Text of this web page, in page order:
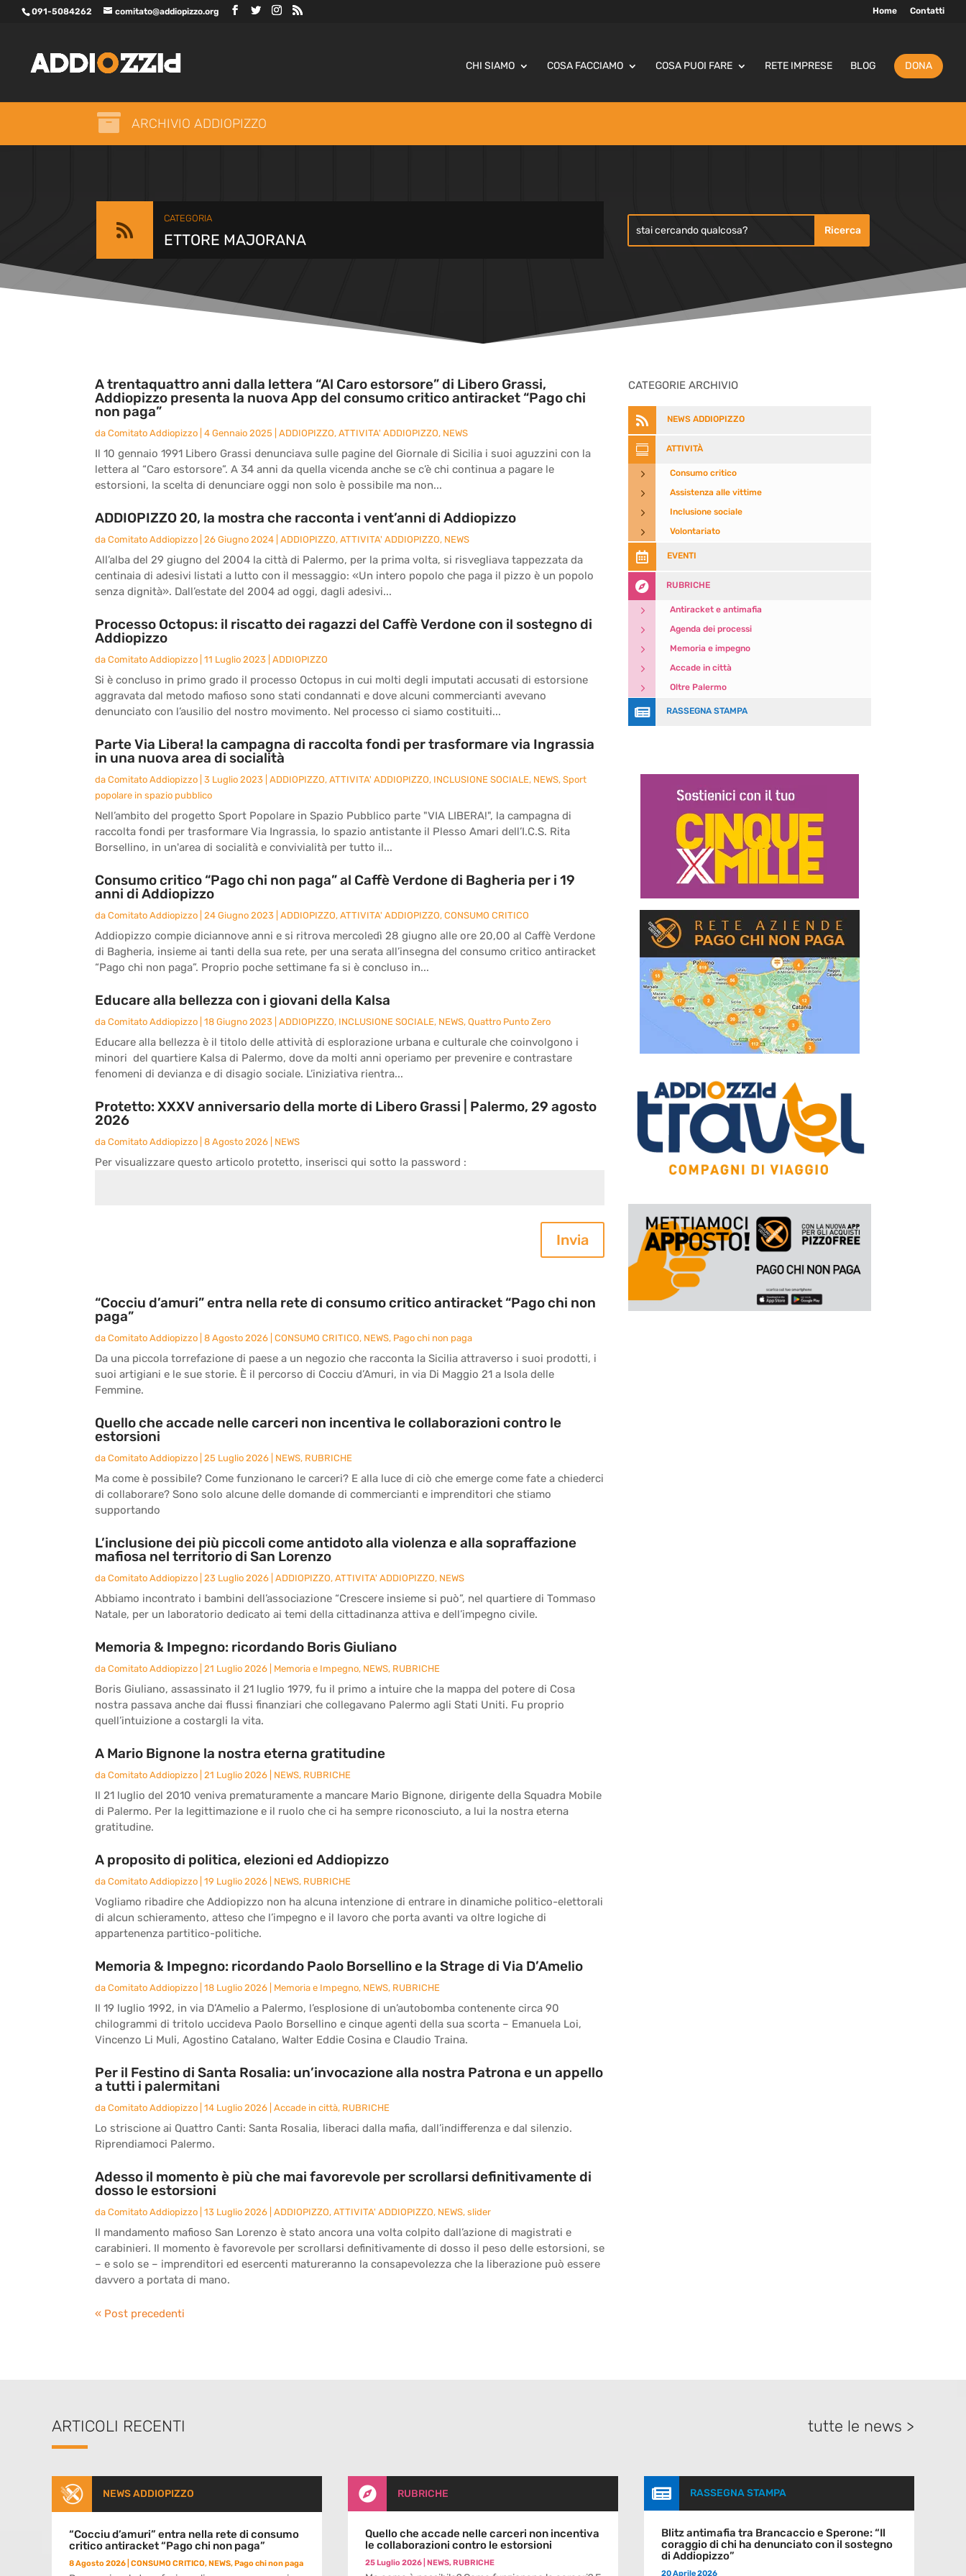
091-5084262 comitato@addiopizzo.org Home Contatti
CHI SIAMO COSA FACCIAMO COSA PUOI FARE RETE IMPRESE BLOG DONA
 ARCHIVIO ADDIOPIZZO

CATEGORIA
ETTORE MAJORANA
A trentaquattro anni dalla lettera “Al Caro estorsore” di Libero Grassi,
Addiopizzo presenta la nuova App del consumo critico antiracket “Pago chi
non paga”
da Comitato Addiopizzo 4 Gennaio 2025 ADDIOPIZZO, ATTIVITA' ADDIOPIZZO, NEWS
Il 10 gennaio 1991 Libero Grassi denunciava sulle pagine del Giornale di Sicilia i suoi aguzzini con la
lettera al “Caro estorsore”. A 34 anni da quella vicenda anche se c’è chi continua a pagare le
estorsioni, la scelta di denunciare oggi non solo è possibile ma non...
ADDIOPIZZO 20, la mostra che racconta i vent’anni di Addiopizzo
da Comitato Addiopizzo 26 Giugno 2024 ADDIOPIZZO, ATTIVITA' ADDIOPIZZO, NEWS
All’alba del 29 giugno del 2004 la città di Palermo, per la prima volta, si risvegliava tappezzata da
centinaia di adesivi listati a lutto con il messaggio: «Un intero popolo che paga il pizzo è un popolo
senza dignità». Dall’estate del 2004 ad oggi, dagli adesivi...
Processo Octopus: il riscatto dei ragazzi del Caffè Verdone con il sostegno di
Addiopizzo
da Comitato Addiopizzo 11 Luglio 2023 ADDIOPIZZO
Si è concluso in primo grado il processo Octopus in cui molti degli imputati accusati di estorsione
aggravata dal metodo mafioso sono stati condannati e dove alcuni commercianti avevano
denunciato con l’ausilio del nostro movimento. Nel processo ci siamo costituiti...
Parte Via Libera! la campagna di raccolta fondi per trasformare via Ingrassia
in una nuova area di socialità
da Comitato Addiopizzo 3 Luglio 2023 ADDIOPIZZO, ATTIVITA' ADDIOPIZZO, INCLUSIONE SOCIALE, NEWS, Sport
popolare in spazio pubblico
Nell’ambito del progetto Sport Popolare in Spazio Pubblico parte "VIA LIBERA!", la campagna di
raccolta fondi per trasformare Via Ingrassia, lo spazio antistante il Plesso Amari dell’I.C.S. Rita
Borsellino, in un'area di socialità e convivialità per tutto il...
Consumo critico “Pago chi non paga” al Caffè Verdone di Bagheria per i 19
anni di Addiopizzo
da Comitato Addiopizzo 24 Giugno 2023 ADDIOPIZZO, ATTIVITA' ADDIOPIZZO, CONSUMO CRITICO
Addiopizzo compie diciannove anni e si ritrova mercoledì 28 giugno alle ore 20,00 al Caffè Verdone
di Bagheria, insieme ai tanti della sua rete, per una serata all’insegna del consumo critico antiracket
“Pago chi non paga”. Proprio poche settimane fa si è concluso in...
Educare alla bellezza con i giovani della Kalsa
da Comitato Addiopizzo 18 Giugno 2023 ADDIOPIZZO, INCLUSIONE SOCIALE, NEWS, Quattro Punto Zero
Educare alla bellezza è il titolo delle attività di esplorazione urbana e culturale che coinvolgono i
minori del quartiere Kalsa di Palermo, dove da molti anni operiamo per prevenire e contrastare
fenomeni di devianza e di disagio sociale. L’iniziativa rientra...
Protetto: XXXV anniversario della morte di Libero Grassi | Palermo, 29 agosto
2026
da Comitato Addiopizzo 8 Agosto 2026 NEWS
Per visualizzare questo articolo protetto, inserisci qui sotto la password :
Invia
“Cocciu d’amuri” entra nella rete di consumo critico antiracket “Pago chi non
paga”
da Comitato Addiopizzo 8 Agosto 2026 CONSUMO CRITICO, NEWS, Pago chi non paga
Da una piccola torrefazione di paese a un negozio che racconta la Sicilia attraverso i suoi prodotti, i
suoi artigiani e le sue storie. È il percorso di Cocciu d’Amuri, in via Di Maggio 21 a Isola delle
Femmine.
Quello che accade nelle carceri non incentiva le collaborazioni contro le
estorsioni
da Comitato Addiopizzo 25 Luglio 2026 NEWS, RUBRICHE
Ma come è possibile? Come funzionano le carceri? E alla luce di ciò che emerge come fate a chiederci
di collaborare? Sono solo alcune delle domande di commercianti e imprenditori che stiamo
supportando
L’inclusione dei più piccoli come antidoto alla violenza e alla sopraffazione
mafiosa nel territorio di San Lorenzo
da Comitato Addiopizzo 23 Luglio 2026 ADDIOPIZZO, ATTIVITA' ADDIOPIZZO, NEWS
Abbiamo incontrato i bambini dell’associazione “Crescere insieme si può”, nel quartiere di Tommaso
Natale, per un laboratorio dedicato ai temi della cittadinanza attiva e dell’impegno civile.
Memoria & Impegno: ricordando Boris Giuliano
da Comitato Addiopizzo 21 Luglio 2026 Memoria e Impegno, NEWS, RUBRICHE
Boris Giuliano, assassinato il 21 luglio 1979, fu il primo a intuire che la mappa del potere di Cosa
nostra passava anche dai flussi finanziari che collegavano Palermo agli Stati Uniti. Fu proprio
quell’intuizione a costargli la vita.
A Mario Bignone la nostra eterna gratitudine
da Comitato Addiopizzo 21 Luglio 2026 NEWS, RUBRICHE
Il 21 luglio del 2010 veniva prematuramente a mancare Mario Bignone, dirigente della Squadra Mobile
di Palermo. Per la legittimazione e il ruolo che ci ha sempre riconosciuto, a lui la nostra eterna
gratitudine.
A proposito di politica, elezioni ed Addiopizzo
da Comitato Addiopizzo 19 Luglio 2026 NEWS, RUBRICHE
Vogliamo ribadire che Addiopizzo non ha alcuna intenzione di entrare in dinamiche politico-elettorali
di alcun schieramento, atteso che l’impegno e il lavoro che porta avanti va oltre logiche di
appartenenza partitico-politiche.
Memoria & Impegno: ricordando Paolo Borsellino e la Strage di Via D’Amelio
da Comitato Addiopizzo 18 Luglio 2026 Memoria e Impegno, NEWS, RUBRICHE
Il 19 luglio 1992, in via D’Amelio a Palermo, l’esplosione di un’autobomba contenente circa 90
chilogrammi di tritolo uccideva Paolo Borsellino e cinque agenti della sua scorta – Emanuela Loi,
Vincenzo Li Muli, Agostino Catalano, Walter Eddie Cosina e Claudio Traina.
Per il Festino di Santa Rosalia: un’invocazione alla nostra Patrona e un appello
a tutti i palermitani
da Comitato Addiopizzo 14 Luglio 2026 Accade in città, RUBRICHE
Lo striscione ai Quattro Canti: Santa Rosalia, liberaci dalla mafia, dall’indifferenza e dal silenzio.
Riprendiamoci Palermo.
Adesso il momento è più che mai favorevole per scrollarsi definitivamente di
dosso le estorsioni
da Comitato Addiopizzo 13 Luglio 2026 ADDIOPIZZO, ATTIVITA' ADDIOPIZZO, NEWS, slider
Il mandamento mafioso San Lorenzo è stato ancora una volta colpito dall’azione di magistrati e
carabinieri. Il momento è favorevole per scrollarsi definitivamente di dosso il peso delle estorsioni, se
– e solo se – imprenditori ed esercenti matureranno la consapevolezza che la liberazione può essere
davvero a portata di mano.
« Post precedenti
CATEGORIE ARCHIVIO
 NEWS ADDIOPIZZO
 ATTIVITÀ
5 Consumo critico
5 Assistenza alle vittime
5 Inclusione sociale
5 Volontariato
 EVENTI
 RUBRICHE
5 Antiracket e antimafia
5 Agenda dei processi
5 Memoria e impegno
5 Accade in città
5 Oltre Palermo
 RASSEGNA STAMPA
ARTICOLI RECENTI tutte le news >
NEWS ADDIOPIZZO
“Cocciu d’amuri” entra nella rete di consumo
critico antiracket “Pago chi non paga”
8 Agosto 2026 CONSUMO CRITICO,NEWS,Pago chi non paga
 RUBRICHE
Quello che accade nelle carceri non incentiva
le collaborazioni contro le estorsioni
25 Luglio 2026| NEWS,RUBRICHE
 RASSEGNA STAMPA
Blitz antimafia tra Brancaccio e Sperone: “Il
coraggio di chi ha denunciato con il sostegno
di Addiopizzo”
20 Aprile 2026